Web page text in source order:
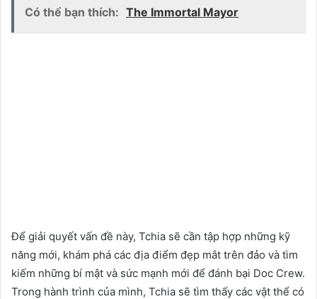
Có thể bạn thích: The Immortal Mayor
Để giải quyết vấn đề này, Tchia sẽ cần tập hợp những kỹ
năng mới, khám phá các địa điểm đẹp mắt trên đảo và tìm
kiếm những bí mật và sức mạnh mới để đánh bại Doc Crew.
Trong hành trình của mình, Tchia sẽ tìm thấy các vật thể có